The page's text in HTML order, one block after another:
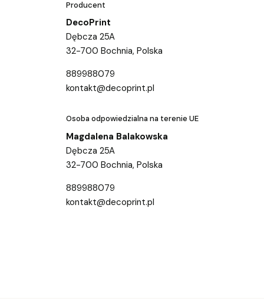
Producent
DecoPrint
Dębcza 25A
32-700 Bochnia, Polska
889988079
kontakt@decoprint.pl
Osoba odpowiedzialna na terenie UE
Magdalena Balakowska
Dębcza 25A
32-700 Bochnia, Polska
889988079
kontakt@decoprint.pl